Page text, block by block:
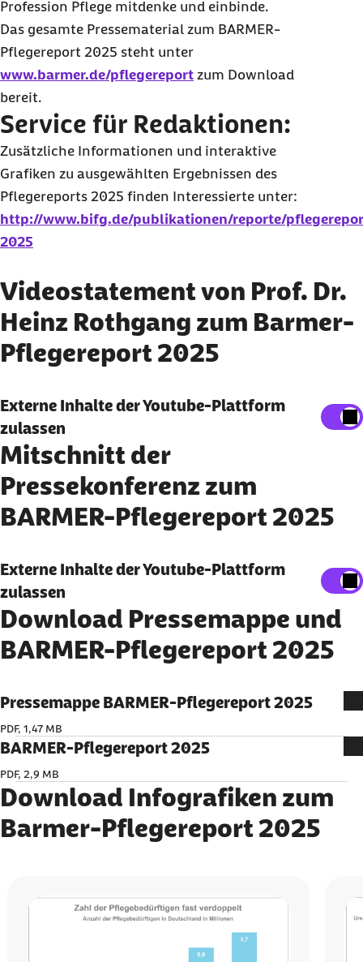
Profession Pflege mitdenke und einbinde.
Das gesamte Pressematerial zum BARMER-
Pflegereport 2025 steht unter
www.barmer.de/pflegereport zum Download
bereit.
Service für Redaktionen:
Zusätzliche Informationen und interaktive
Grafiken zu ausgewählten Ergebnissen des
Pflegereports 2025 finden Interessierte unter:
http://www.bifg.de/publikationen/reporte/
2025
Videostatement von Prof. Dr.
Heinz Rothgang zum Barmer-
Pflegereport 2025
Externe Inhalte anzeigen
Sie können an dieser Stelle einstellen, alle externen
Inhalte auf der Website anzeigen zu lassen.
Ich bin damit einverstanden, dass personenbezogene
Daten an Drittplattformen übermittelt werden.
Mehr dazu in unserer Datenschutzerklärung.
Externe Inhalte der Youtube-Plattform
zulassen
Mitschnitt der
Pressekonferenz zum
BARMER-Pflegereport 2025
Externe Inhalte anzeigen
Sie können an dieser Stelle einstellen, alle externen
Inhalte auf der Website anzeigen zu lassen.
Ich bin damit einverstanden, dass personenbezogene
Mehr dazu in unsererDatenschutzerklärung
Externe Inhalte der Youtube-Plattform
zulassen
Download Pressemappe und
BARMER-Pflegereport 2025
Pressemappe BARMER-Pflegereport 2025
PDF, 1,47 MB
BARMER-Pflegereport 2025
PDF, 2,9 MB
Download Infografiken zum
Barmer-Pflegereport 2025